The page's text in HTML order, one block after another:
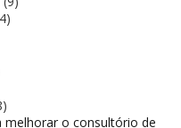
melhorar o consultório de